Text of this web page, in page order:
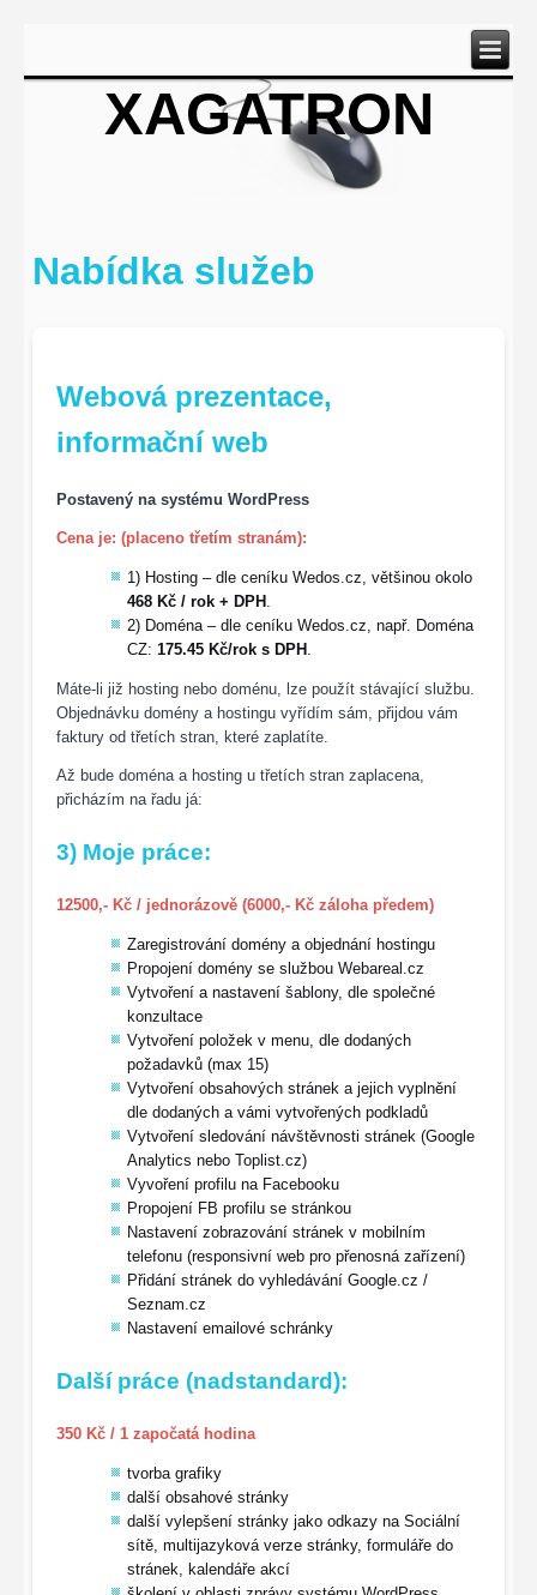
XAGATRON
Nabídka služeb
Webová prezentace,
informační web
Postavený na systému WordPress
Cena je: (placeno třetím stranám):
1) Hosting – dle ceníku Wedos.cz, většinou okolo
468 Kč / rok + DPH .
2) Doména – dle ceníku Wedos.cz, např. Doména
CZ:175.45 Kč/rok s DPH .
Máte-li již hosting nebo doménu, lze použít stávající službu.
Objednávku domény a hostingu vyřídím sám, přijdou vám
faktury od třetích stran, které zaplatíte.
Až bude doména a hosting u třetích stran zaplacena,
přicházím na řadu já:
3) Moje práce:
12500,- Kč / jednorázově (6000,- Kč záloha předem)
Zaregistrování domény a objednání hostingu
Propojení domény se službou Webareal.cz
Vytvoření a nastavení šablony, dle společné
konzultace
Vytvoření položek v menu, dle dodaných
požadavků (max 15)
Vytvoření obsahových stránek a jejich vyplnění
dle dodaných a vámi vytvořených podkladů
Vytvoření sledování návštěvnosti stránek (Google
Analytics nebo Toplist.cz)
Vyvoření profilu na Facebooku
Propojení FB profilu se stránkou
Nastavení zobrazování stránek v mobilním
telefonu (responsivní web pro přenosná zařízení)
Přidání stránek do vyhledávání Google.cz /
Seznam.cz
Nastavení emailové schránky
Další práce (nadstandard):
350 Kč / 1 započatá hodina
tvorba grafiky
další obsahové stránky
další vylepšení stránky jako odkazy na Sociální
sítě, multijazyková verze stránky, formuláře do
stránek, kalendáře akcí